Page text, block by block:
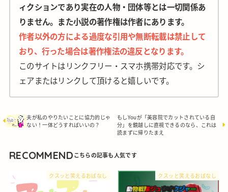
ィクションであり実在の人物・団体等とは一切関係あ
りません。また小説の著作権は作者にあります。
作者以外の方による過度な引用や無断転載は禁止して
おり、行った場合は著作権法の違反となります。
このサイトはリンクフリー・スマホ携帯対応です。シ
ェアまたはリンクして頂けると嬉しいです。
夫が私のやりたいことに協力的じゃ
ない！一体どうすればいいの？
もしYouが「美容院でカットされている自
分」を鏡越しに直視できるのなら、これは
読まずに帰りたまえ
RECOMMEND
クスッと笑えるおぱなし クスッと笑えるおぱなし